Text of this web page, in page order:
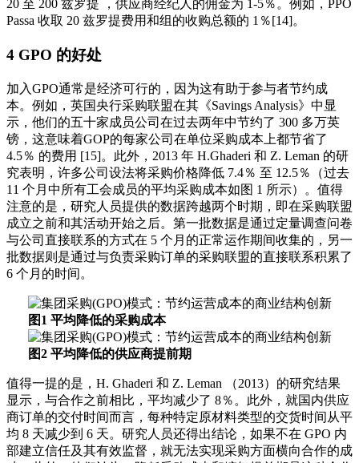
20 至 200 兹罗提 ，供应商经纪人的佣金为 1-5％。例如，PPO
Passa 收取 20 兹罗提费用和组的收购总额的 1％[14]。
4 GPO 的好处
加入GPO通常是经济可行的，因为这有助于参与者节约成
本。例如，英国央行采购联盟在其《Savings Analysis》中显
示，他们的五十家成员公司在过去两年中节约了 300 多万英
镑，这意味着GOP的每家公司在单位采购成本上都节省了
4.5％ 的费用 [15]。此外，2013 年 H.Ghaderi 和 Z. Leman 的研
究表明，许多公司设法将采购价格降低 7.4％ 至 12.5％（过去
11 个月中所有工会成员的平均采购成本如图 1 所示）。值得
注意的是，研究人员提供的数据跨越两个时期，即在采购联盟
成立之前和其活动开始之后。第一批数据是通过定量调查问卷
与公司直接联系的方式在 5 个月的正常运作期间收集的，另一
批数据则是通过与负责采购订单的采购联盟的直接联系积累了
6 个月的时间。
图1 平均降低的采购成本
图2 平均降低的供应商提前期
值得一提的是，H. Ghaderi 和 Z. Leman （2013）的研究结果
显示，与合作之前相比，平均减少了 8％。此外，就国内供应
商订单的交付时间而言，每种特定原材料类型的交货时间从平
均 8 天减少到 6 天。研究人员还得出结论，如果不在 GPO 内
部建立信任及其有效监督，就无法实现采购方面横向合作的成